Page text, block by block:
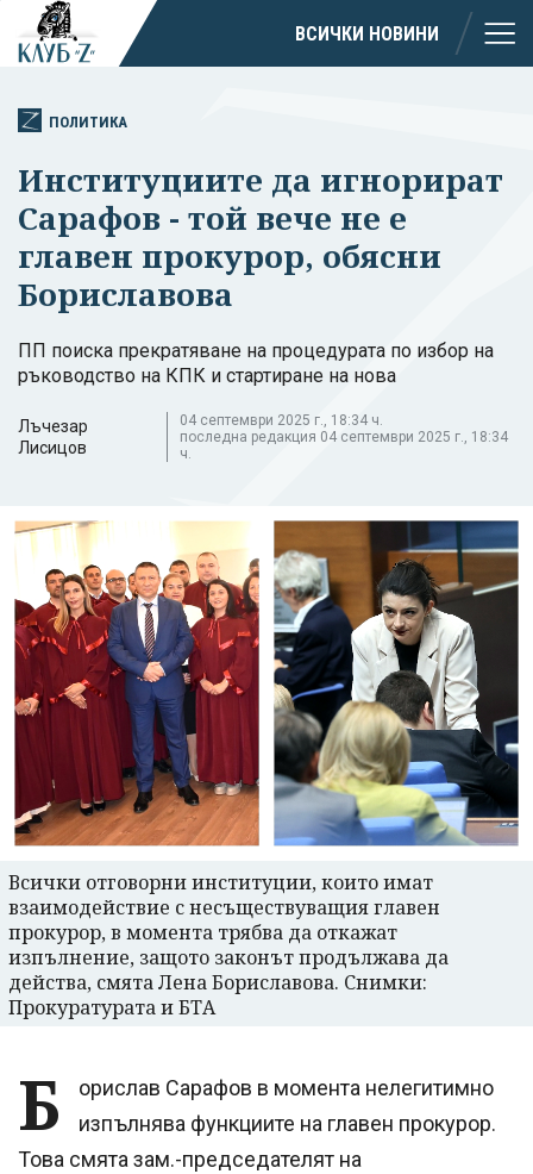
ВСИЧКИ НОВИНИ
ПОЛИТИКА
Институциите да игнорират
Сарафов - той вече не е
главен прокурор, обясни
Бориславова
ПП поиска прекратяване на процедурата по избор на
ръководство на КПК и стартиране на нова
Лъчезар
Лисицов
04 септември 2025 г., 18:34 ч.
последна редакция 04 септември 2025 г., 18:34
ч.
Всички отговорни институции, които имат
взаимодействие с несъществуващия главен
прокурор, в момента трябва да откажат
изпълнение, защото законът продължава да
действа, смята Лена Бориславова. Снимки:
Прокуратурата и БТА
Б
орислав Сарафов в момента нелегитимно
изпълнява функциите на главен прокурор.
Това смята зам.-председателят на